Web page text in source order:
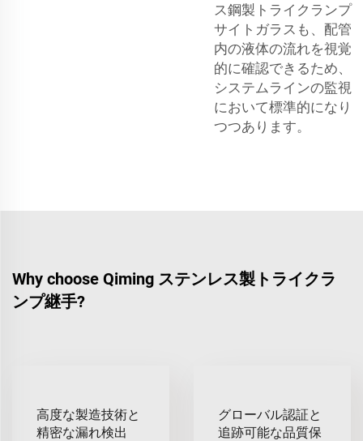
ス鋼製トライクランプ
サイトガラスも、配管
内の液体の流れを視覚
的に確認できるため、
システムラインの監視
において標準的になり
つつあります。
Why choose Qiming ステンレス製トライクラ
ンプ継手?
高度な製造技術と
精密な漏れ検出
グローバル認証と
追跡可能な品質保